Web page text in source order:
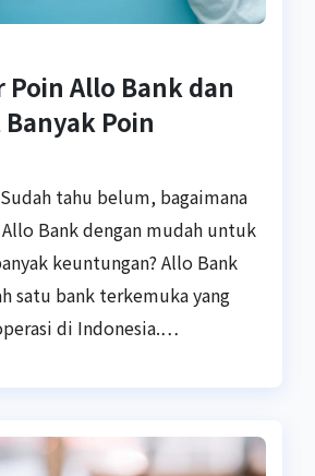
Poin Allo Bank dan
Poin
tahu belum, bagaimana
Bank dengan mudah untuk
keuntungan? Allo Bank
satu bank terkemuka yang
di Indonesia.…